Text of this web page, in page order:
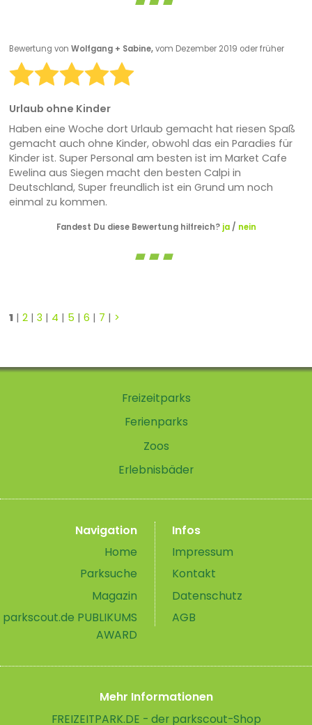
Bewertung von Wolfgang + Sabine,vom Dezember 2019 oder früher
Urlaub ohne Kinder
Haben eine Woche dort Urlaub gemacht hat riesen Spaß
gemacht auch ohne Kinder, obwohl das ein Paradies für
Kinder ist. Super Personal am besten ist im Market Cafe
Ewelina aus Siegen macht den besten Calpi in
Deutschland, Super freundlich ist ein Grund um noch
einmal zu kommen.
Fandest Du diese Bewertung hilfreich? ja/ nein
1| 2| 3 | 4 | 5 | 6 | 7 | >
Freizeitparks
Ferienparks
Zoos
Erlebnisbäder
Navigation
Home
Parksuche
Magazin
parkscout.de PUBLIKUMS
AWARD
Infos
Impressum
Kontakt
Datenschutz
AGB
Mehr Informationen
FREIZEITPARK.DE - der parkscout-Shop